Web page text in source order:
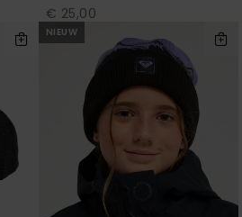
€ 25,00
NIEUW